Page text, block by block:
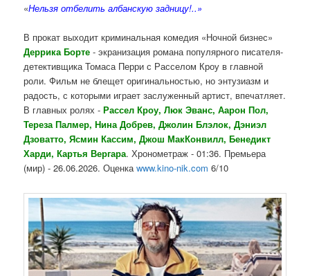
«Нельзя отбелить албанскую задницу!..»
В прокат выходит криминальная комедия «Ночной бизнес»
Деррика Борте - экранизация романа популярного писателя-
детективщика Томаса Перри с Расселом Кроу в главной
роли. Фильм не блещет оригинальностью, но энтузиазм и
радость, с которыми играет заслуженный артист, впечатляет.
В главных ролях -Рассел Кроу, Люк Эванс, Аарон Пол,
Тереза Палмер, Нина Добрев, Джолин Блэлок, Дэниэл
Дзоватто, Ясмин Кассим, Джош МакКонвилл, Бенедикт
Харди, Картья Вергара. Хронометраж - 01:36. Премьера
(мир) - 26.06.2026. Оценкаwww.kino-nik.com 6/10